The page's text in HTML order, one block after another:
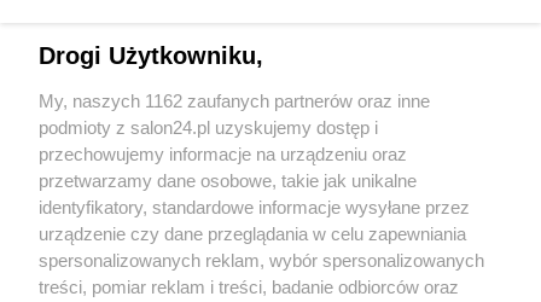
Sport
Społeczeństwo
Kultura
Drogi Użytkowniku,
My, naszych 1162 zaufanych partnerów oraz inne
podmioty z salon24.pl uzyskujemy dostęp i
przechowujemy informacje na urządzeniu oraz
przetwarzamy dane osobowe, takie jak unikalne
identyfikatory, standardowe informacje wysyłane przez
urządzenie czy dane przeglądania w celu zapewniania
spersonalizowanych reklam, wybór spersonalizowanych
treści, pomiar reklam i treści, badanie odbiorców oraz